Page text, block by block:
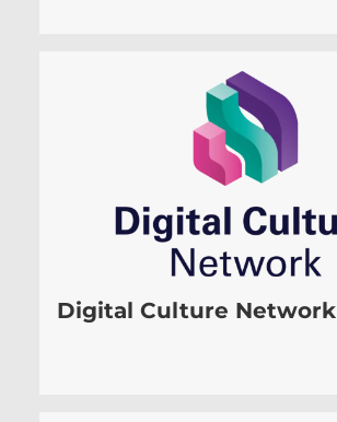
Digital Culture Network